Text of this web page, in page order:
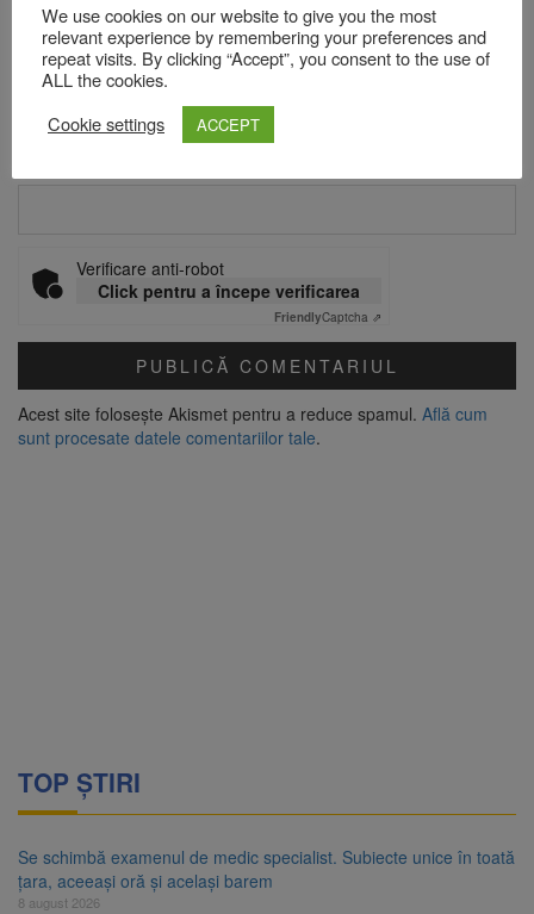
Email *
Verificare anti-robot
Click pentru a începe verificarea
FriendlyCaptcha ⇗
Acest site folosește Akismet pentru a reduce spamul. Află cum
sunt procesate datele comentariilor tale.
TOP ȘTIRI
Se schimbă examenul de medic specialist. Subiecte unice în toată
țara, aceeași oră și același barem
8 august 2026
We use cookies on our website to give you the most
relevant experience by remembering your preferences and
repeat visits. By clicking “Accept”, you consent to the use of
ALL the cookies.
Cookie settings
ACCEPT